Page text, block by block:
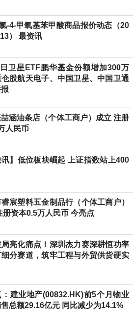
-4-甲氧基苯甲酸商品报价动态（20
） 最资讯
卫星ETF鹏华基金份额增加300万
股航天电子、中国卫星、中国卫通
涵油条店（个体工商户）成立 注册
人民币
讯】低位板块崛起 上证指数站上400
宸塑料五金制品行（个体工商户）
册资本0.5万人民币 今亮点
亮化痛点！深圳杰力赛深耕恒功率
分赛道，筑牢工程与外贸供货硬实
：建业地产(00832.HK)前5个月物业
总额29.16亿元 同比减少为14.1%